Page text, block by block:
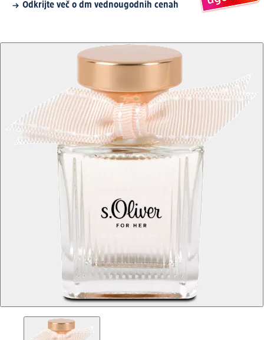
Odkrijte več o dm vednougodnih cenah